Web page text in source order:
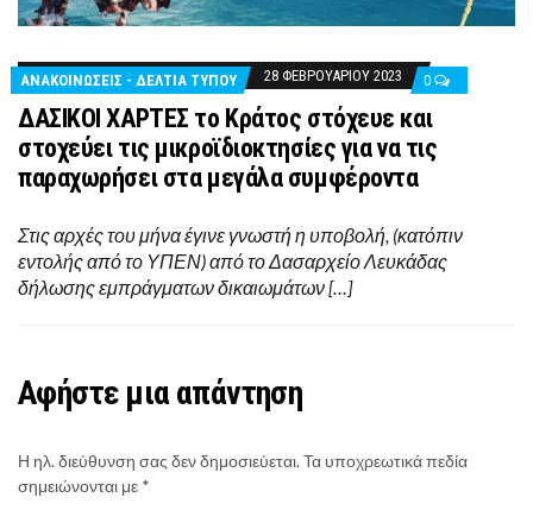
ΑΝΑΚΟΙΝΩΣΕΙΣ - ΔΕΛΤΙΑ ΤΥΠΟΥ 28 ΦΕΒΡΟΥΑΡΊΟΥ 2023 0
ΔΑΣΙΚΟΙ ΧΑΡΤΕΣ το Κράτος στόχευε και
στοχεύει τις μικροϊδιοκτησίες για να τις
παραχωρήσει στα μεγάλα συμφέροντα
Στις αρχές του μήνα έγινε γνωστή η υποβολή, (κατόπιν
εντολής από το ΥΠΕΝ) από το Δασαρχείο Λευκάδας
δήλωσης εμπράγματων δικαιωμάτων […]
Αφήστε μια απάντηση
Η ηλ. διεύθυνση σας δεν δημοσιεύεται.Τα υποχρεωτικά πεδία
σημειώνονται με *